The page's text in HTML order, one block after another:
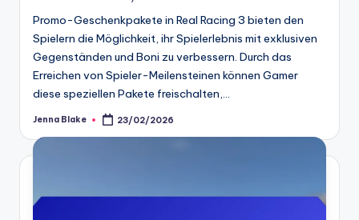
Promo-Geschenkpakete in Real Racing 3 bieten den
Spielern die Möglichkeit, ihr Spielerlebnis mit exklusiven
Gegenständen und Boni zu verbessern. Durch das
Erreichen von Spieler-Meilensteinen können Gamer
diese speziellen Pakete freischalten,…
Posted
Jenna Blake 23/02/2026